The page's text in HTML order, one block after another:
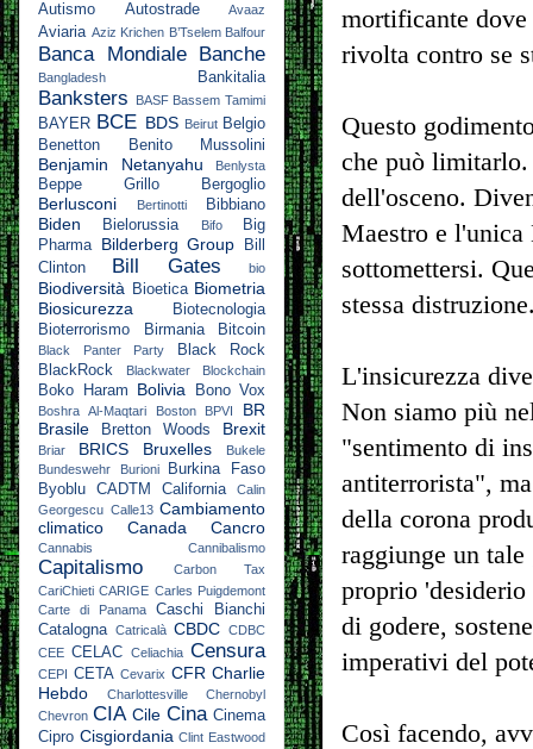
mortificante
rivolta contro se
Questo
che può limitarlo.
dell'osceno.
Maestro e
sottomettersi.
stessa
L'insicurezza
Non siamo più
"sentimento di
antiterrorista",
della corona
raggiunge un
proprio
di godere,
imperativi del
Così facendo,
Autismo
Autostrade Avaaz
Aviaria Aziz Krichen B’Tselem Balfour
Banca Mondiale Banche
Bangladesh Bankitalia
Banksters BASF Bassem Tamimi
BAYER BCE BDS Beirut Belgio
Benetton
Benito Mussolini
Benjamin Netanyahu Benlysta
Beppe Grillo Bergoglio
Berlusconi Bertinotti Bibbiano
Biden Bielorussia Bifo
Big
Pharma
Bilderberg Group
Bill
Clinton
Bill Gates bio
Biodiversità Bioetica Biometria
Biosicurezza
Biotecnologia
Bioterrorismo
Birmania Bitcoin
Black Panter Party
Black Rock
BlackRock
Blackwater Blockchain
Boko Haram Bolivia Bono Vox
Boshra Al-Maqtari Boston BPVI
BR
Brasile
Bretton Woods Brexit
Briar BRICS Bruxelles
Bukele
Bundeswehr
Burioni
Burkina Faso
Byoblu
CADTM California
Calin
Georgescu Calle13 Cambiamento
climatico
Canada Cancro
Cannabis Cannibalismo
Capitalismo
Carbon Tax
CariChieti CARIGE Carles Puigdemont
Carte di Panama
Caschi Bianchi
Catalogna Catricalà CBDC CDBC
CEE CELAC Celiachia Censura
CEPI CETA Cevarix CFR Charlie
Hebdo
Charlottesville
Chernobyl
Chevron CIA Cile Cina Cinema
Cipro Cisgiordania Clint Eastwood